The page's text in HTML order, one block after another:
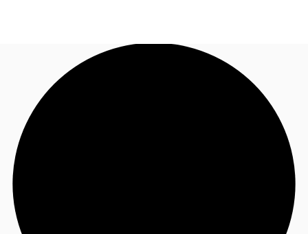
Blog
Données marchés
Appelez maintenant